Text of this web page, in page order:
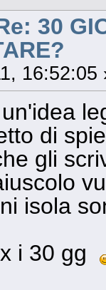
30
16:52:05
di
gli
isola
i 30 gg